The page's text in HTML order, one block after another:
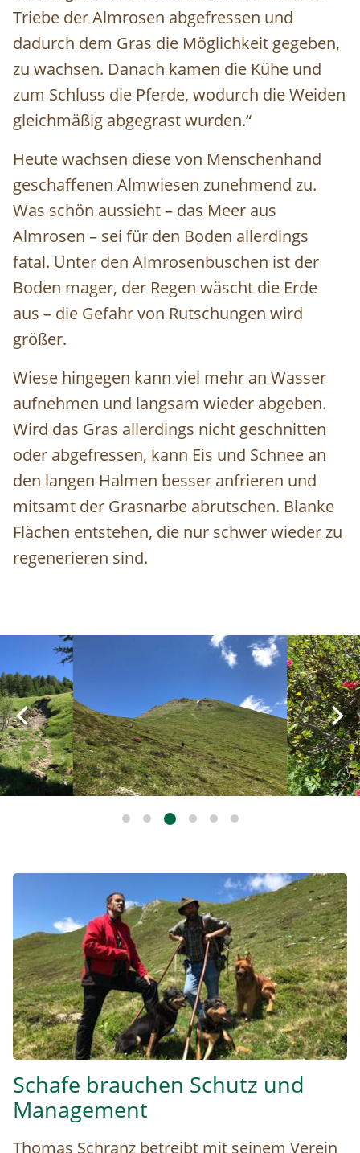
Triebe der Almrosen abgefressen und
dadurch dem Gras die Möglichkeit gegeben,
zu wachsen. Danach kamen die Kühe und
zum Schluss die Pferde, wodurch die Weiden
gleichmäßig abgegrast wurden.“
Heute wachsen diese von Menschenhand
geschaffenen Almwiesen zunehmend zu.
Was schön aussieht – das Meer aus
Almrosen – sei für den Boden allerdings
fatal. Unter den Almrosenbuschen ist der
Boden mager, der Regen wäscht die Erde
aus – die Gefahr von Rutschungen wird
größer.
Wiese hingegen kann viel mehr an Wasser
aufnehmen und langsam wieder abgeben.
Wird das Gras allerdings nicht geschnitten
oder abgefressen, kann Eis und Schnee an
den langen Halmen besser anfrieren und
mitsamt der Grasnarbe abrutschen. Blanke
Flächen entstehen, die nur schwer wieder zu
regenerieren sind.
Image Image
Thomas Schranz und Schäfer Kurt © Christina Schwann
Schafe brauchen Schutz und
Management
Thomas Schranz betreibt mit seinem Verein